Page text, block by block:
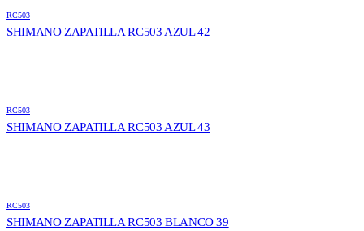
RC503
SHIMANO ZAPATILLA RC503 AZUL 42
RC503
SHIMANO ZAPATILLA RC503 AZUL 43
RC503
SHIMANO ZAPATILLA RC503 BLANCO 39